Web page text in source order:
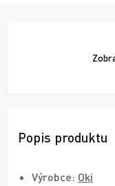
Popis produktu
Výrobce: Oki